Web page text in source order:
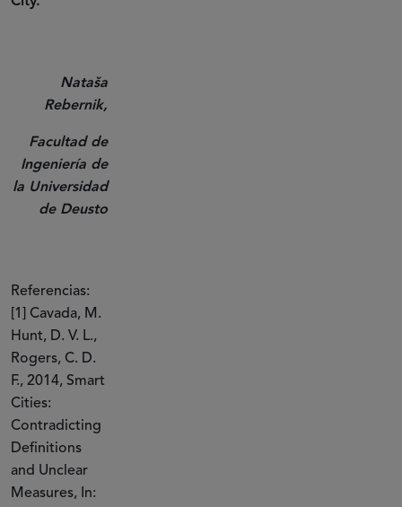
Nataša
Rebernik,
Facultad de
Ingeniería de
la Universidad
de Deusto
Referencias:
[1] Cavada, M.
Hunt, D. V. L.,
Rogers, C. D.
F., 2014, Smart
Cities:
Contradicting
Definitions
and Unclear
Measures, In: